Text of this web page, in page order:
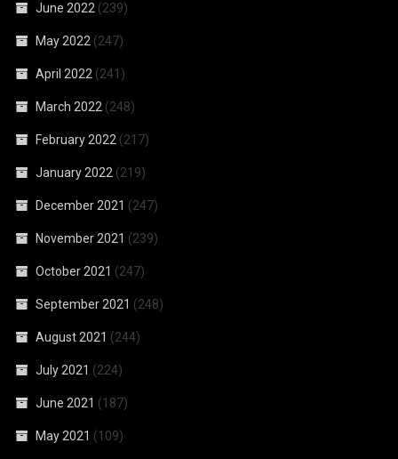
June 2022 (239)
May 2022 (247)
April 2022 (241)
March 2022 (248)
February 2022 (217)
January 2022 (219)
December 2021 (247)
November 2021 (239)
October 2021 (247)
September 2021 (248)
August 2021 (244)
July 2021 (224)
June 2021 (187)
May 2021 (109)